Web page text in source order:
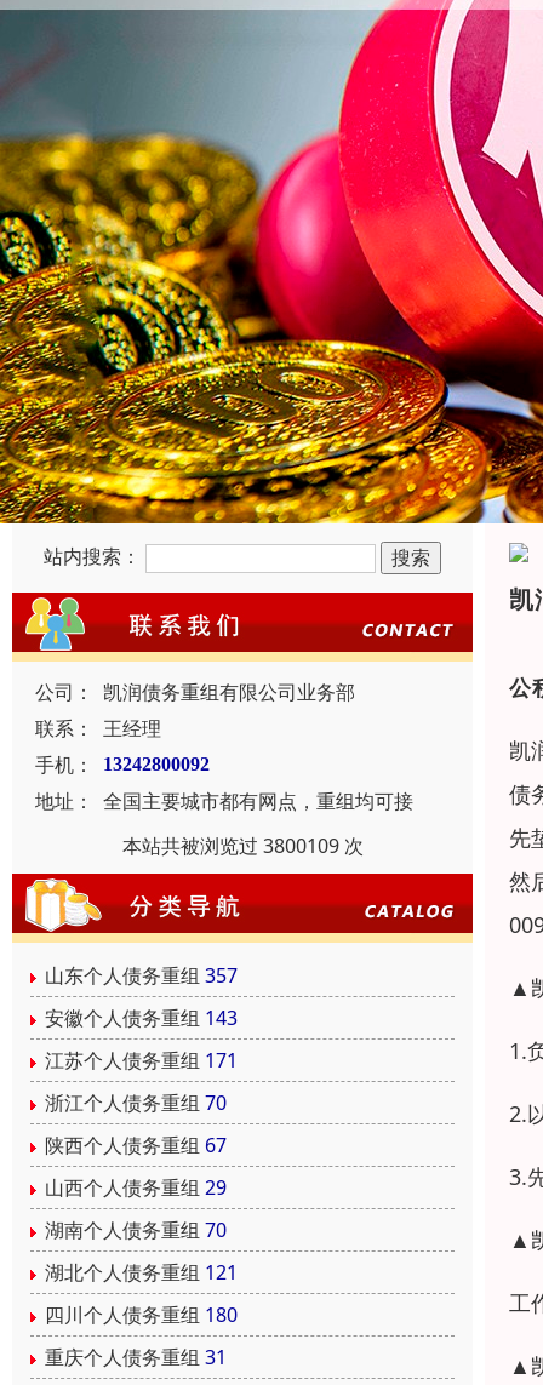
站内搜索：
公司：
凯润债务重组有限公司业务部
联系：
王经理
手机：
13242800092
地址：
全国主要城市都有网点，重组均可接
本站共被浏览过 3800109 次
山东个人债务重组 357
安徽个人债务重组 143
江苏个人债务重组 171
浙江个人债务重组 70
陕西个人债务重组 67
山西个人债务重组 29
湖南个人债务重组 70
湖北个人债务重组 121
四川个人债务重组 180
重庆个人债务重组 31
凯
公
凯
债
先
然
▲
1.
2.
3.
▲
工
▲